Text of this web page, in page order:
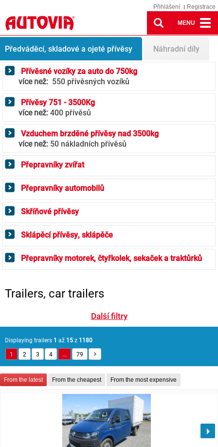
Přihlášení Registrace
MENU
Předváděcí, skladové a ojeté přívěsy Náhradní díly
Přívěsné vozíky za auto do 750kg
více než: 550 přívěsných vozíků
Přívěsy 751 - 3500Kg
více než:400 přívěsů
Vzduchem brzděné přívěsy nad 3500kg
více než: 50 nákladních přívěsů
Přepravníky zvířat
Přepravníky automobilů
Skříňové přívěsy
Sklápěcí přívěsy, sklápěče
Přepravníky motorek, čtyřkolek, sekaček a traktůrků
Trailers, car trailers
Další filtry
Displaying trailers 1 až 15z 1180
1
2 3 4 ... 79
From the latest From the cheapest From the most expensive